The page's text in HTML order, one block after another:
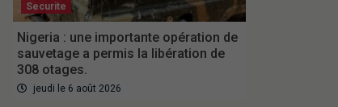
Securite
Nigeria : une importante opération de
sauvetage a permis la libération de
308 otages.
jeudi le 6 août 2026